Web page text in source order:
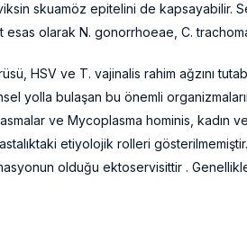
skuamöz epitelini de kapsayabilir.
esas olarak N. gonorrhoeae, C.
HSV ve T. vajinalis rahim ağzını
yolla bulaşan bu önemli
ve Mycoplasma hominis, kadın
etiyolojik rolleri
olduğu ektoservisittir .